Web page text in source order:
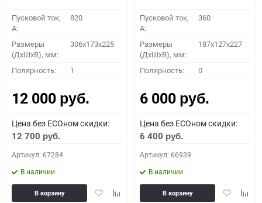
Пусковой ток,
A:
820
Размеры
(ДхШхВ), мм:
306x173x225
Полярность: 1
12 000 руб.
Цена без ECOном скидки:
12 700 руб.
Артикул: 67284
В наличии
ДобавитьДобавить
В корзину
Пусковой ток,
A:
360
Размеры
(ДхШхВ), мм:
187x127x227
Полярность: 0
6 000 руб.
Цена без ECOном скидки:
6 400 руб.
Артикул: 66939
В наличии
Добавить
В корзину